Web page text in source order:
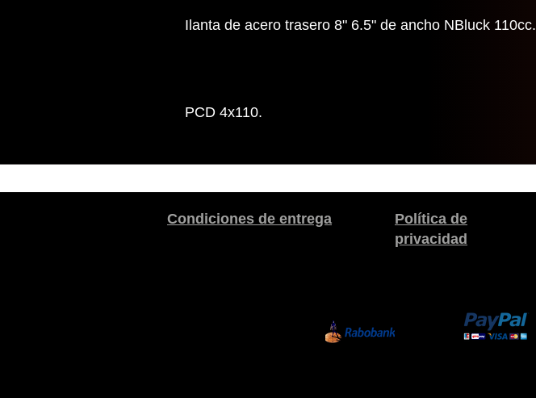
Ilanta de acero trasero 8" 6.5" de ancho NBluck 110cc.
PCD 4x110.
Condiciones de entrega
Política de
privacidad